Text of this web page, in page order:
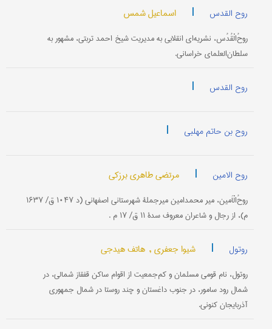
روح القدس | اسماعیل شمس
روحُ‌الْقُدُس، نشریه‌ای انقلابی به مدیریت شیخ احمد تربتی، مشهور به
سلطان‌العلمای خراسانی.
روح القدس |
روح بن حاتم مهلبی |
روح الامین | مرتضی طاهری برزکی
روحُ‌الْاَمین، میر محمدامین میرجملۀ شهرستانی اصفهانی (د ۱۰۴۷ ق/ ۱۶۳۷
م)، از رجال و شاعران معروف سدۀ ۱۱ ق/ ۱۷ م .
روتول | شیوا جعفری , هاتف هیدجی
روتول، نام قومی مسلمان و کم‌جمعیت از اقوام ساکن قفقاز شمالی، در
شمال رود سامور، در جنوب داغستان و چند روستا در شمال جمهوری
آذربایجان کنونی.